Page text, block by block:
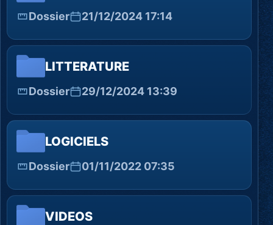
Dossier 21/12/2024 17:14
LITTERATURE
Dossier 29/12/2024 13:39
LOGICIELS
Dossier 01/11/2022 07:35
VIDEOS